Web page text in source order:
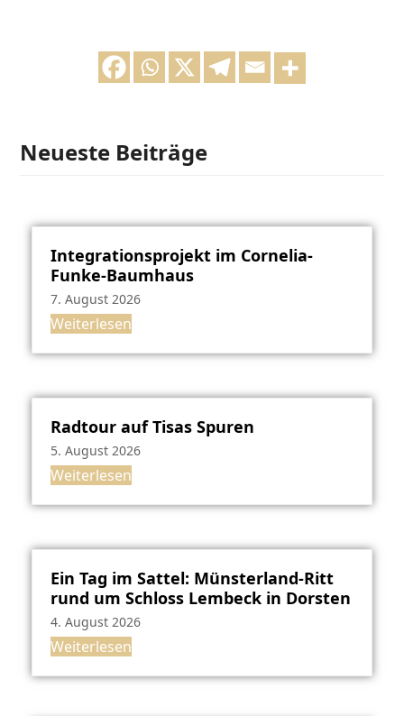
Neueste Beiträge
Integrationsprojekt im Cornelia-
Funke-Baumhaus
7. August 2026
Weiterlesen
Radtour auf Tisas Spuren
5. August 2026
Weiterlesen
Ein Tag im Sattel: Münsterland-Ritt
rund um Schloss Lembeck in Dorsten
4. August 2026
Weiterlesen